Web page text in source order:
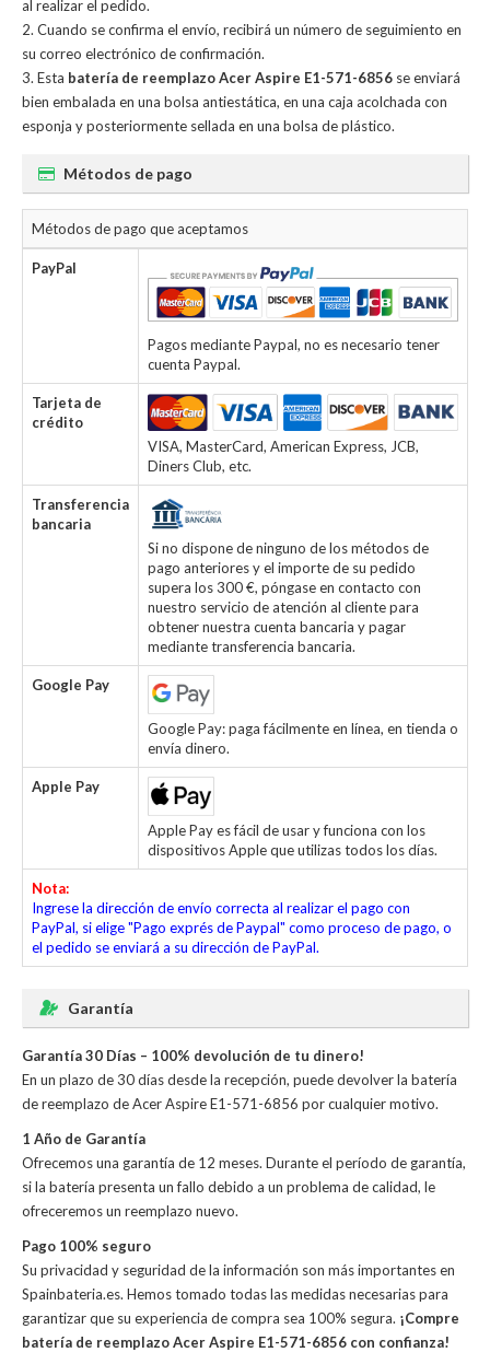
al realizar el pedido.
Cuando se confirma el envío, recibirá un número de seguimiento en
su correo electrónico de confirmación.
Esta batería de reemplazo Acer Aspire E1-571-6856 se enviará
bien embalada en una bolsa antiestática, en una caja acolchada con
esponja y posteriormente sellada en una bolsa de plástico.
Métodos de pago
Métodos de pago que aceptamos
PayPal
Pagos mediante Paypal, no es necesario tener
cuenta Paypal.
Tarjeta de
crédito
VISA, MasterCard, American Express, JCB,
Diners Club, etc.
Transferencia
bancaria
Si no dispone de ninguno de los métodos de
pago anteriores y el importe de su pedido
supera los 300 €, póngase en contacto con
nuestro servicio de atención al cliente para
obtener nuestra cuenta bancaria y pagar
mediante transferencia bancaria.
Google Pay
Google Pay: paga fácilmente en línea, en tienda o
envía dinero.
Apple Pay
Apple Pay es fácil de usar y funciona con los
dispositivos Apple que utilizas todos los días.
Nota:
Ingrese la dirección de envío correcta al realizar el pago con
PayPal, si elige "Pago exprés de Paypal" como proceso de pago, o
el pedido se enviará a su dirección de PayPal.
Garantía
Garantía 30 Días – 100% devolución de tu dinero!
En un plazo de 30 días desde la recepción, puede devolver la batería
de reemplazo de Acer Aspire E1-571-6856 por cualquier motivo.
1 Año de Garantía
Ofrecemos una garantía de 12 meses. Durante el período de garantía,
si la batería presenta un fallo debido a un problema de calidad, le
ofreceremos un reemplazo nuevo.
Pago 100% seguro
Su privacidad y seguridad de la información son más importantes en
Spainbateria.es. Hemos tomado todas las medidas necesarias para
garantizar que su experiencia de compra sea 100% segura. ¡Compre
batería de reemplazo Acer Aspire E1-571-6856 con confianza!